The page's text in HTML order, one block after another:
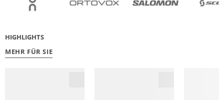
HIGHLIGHTS
MEHR FÜR SIE